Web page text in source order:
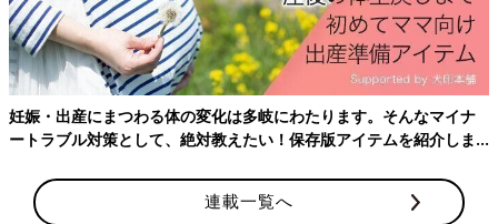
布おむつの交換で用意するものを見ていきましょ
う。
●布おむつ
布おむつには、反物、輪形、成形の３タイプあります。反物は端
のが輪形タイプです。成形はすでに当てる形に整えられていま
す。
妊娠・出産にまつわる体の変化は多岐にわたります。そんなマイナ
ートラブル対策として、絶対教えたい！保存版アイテムを紹介しま
連載一覧へ